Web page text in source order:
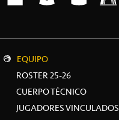
EQUIPO
ROSTER 25-26
CUERPO TÉCNICO
JUGADORES VINCULADOS